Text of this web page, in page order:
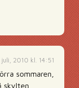
juli, 2010 kl. 14:51
sommaren,
skylten